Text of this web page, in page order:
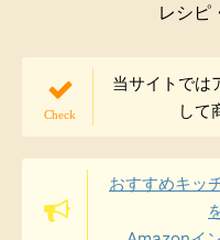
レシピ
当サイトでは
して
おすすめキッ